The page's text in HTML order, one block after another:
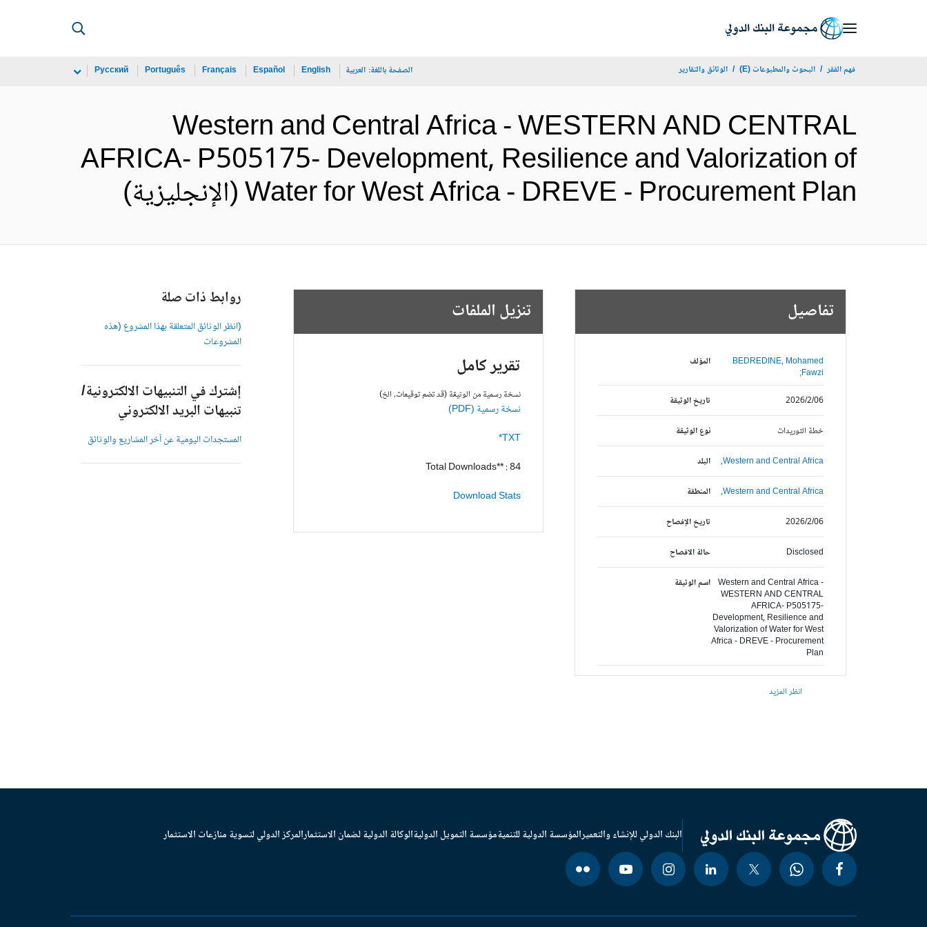
فهم الفقر البحوث والمطبوعات (E) الوثائق والتقارير الصفحة باللغة: العربية English
Español
Français
Português
Русский
Western and Central Africa - WESTERN AND CENTRAL
AFRICA- P505175- Development, Resilience and Valorization of
Water for West Africa - DREVE - Procurement Plan (الإنجليزية)
تفاصيل
المؤلف
BEDREDINE, Mohamed
Fawzi;
تاريخ الوثيقة
2026/2/06
نوع الوثيقة خطة التوريدات
البلد Western and Central Africa,
المنطقة Western and Central Africa,
تاريخ الإفصاح 2026/2/06
حالة الافصاح Disclosed
اسم الوثيقة Western and Central Africa -
WESTERN AND CENTRAL
AFRICA- P505175-
Development, Resilience and
Valorization of Water for West
Africa - DREVE - Procurement
Plan
انظر المزيد
تنزيل الملفات
تقرير كامل
نسخة رسمية من الوثيقة (قد تضم توقيعات، الخ)
نسخة رسمية (PDF)
TXT*
Total Downloads** : 84
Download Stats
روابط ذات صلة
(انظر الوثائق المتعلقة بهذا المشروع (هذه
المشروعات
إشترك في التنبيهات الالكترونية/
تنبيهات البريد الالكتروني
المستجدات اليومية عن آخر المشاريع والوثائق
البنك الدولي للإنشاء والتعميرالمؤسسة الدولية للتنميةمؤسسة التمويل الدوليةالوكالة الدولية لضمان الاستثمارالمركز الدولي لتسوية منازعات الاستثمار